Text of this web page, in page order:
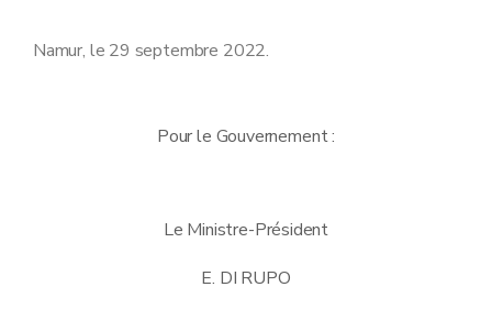
Namur, le 29 septembre 2022.
Pour le Gouvernement :
Le Ministre-Président
E. DI RUPO